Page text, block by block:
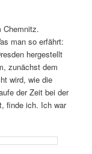
Chemnitz.
man so erfährt:
herge­stellt
zunächst dem
wird, wie die
der Zeit bei der
finde ich. Ich war